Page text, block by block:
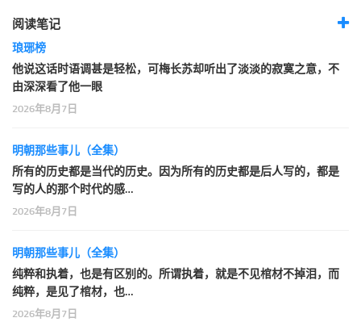
阅读笔记
琅琊榜
他说这话时语调甚是轻松，可梅长苏却听出了淡淡的寂寞之意，不
由深深看了他一眼
2026年8月7日
明朝那些事儿（全集）
所有的历史都是当代的历史。因为所有的历史都是后人写的，都是
写的人的那个时代的感…
2026年8月7日
明朝那些事儿（全集）
纯粹和执着，也是有区别的。所谓执着，就是不见棺材不掉泪，而
纯粹，是见了棺材，也…
2026年8月7日